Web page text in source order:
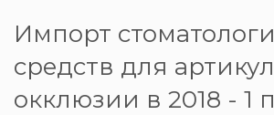
Импорт
средств для
окклюзии в 2018 - 1